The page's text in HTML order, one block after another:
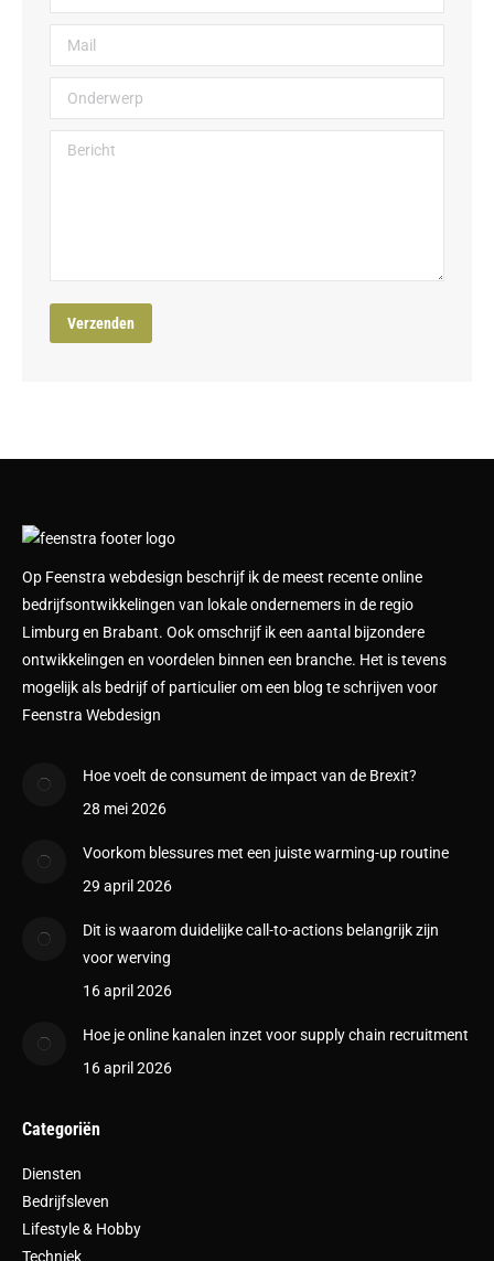
Op Feenstra webdesign beschrijf ik de meest recente online
bedrijfsontwikkelingen van lokale ondernemers in de regio
Limburg en Brabant. Ook omschrijf ik een aantal bijzondere
ontwikkelingen en voordelen binnen een branche. Het is tevens
mogelijk als bedrijf of particulier om een blog te schrijven voor
Feenstra Webdesign
Hoe voelt de consument de impact van de Brexit?
28 mei 2026
Voorkom blessures met een juiste warming-up routine
29 april 2026
Dit is waarom duidelijke call-to-actions belangrijk zijn
voor werving
16 april 2026
Hoe je online kanalen inzet voor supply chain recruitment
16 april 2026
Categoriën
Diensten
Bedrijfsleven
Lifestyle & Hobby
Techniek